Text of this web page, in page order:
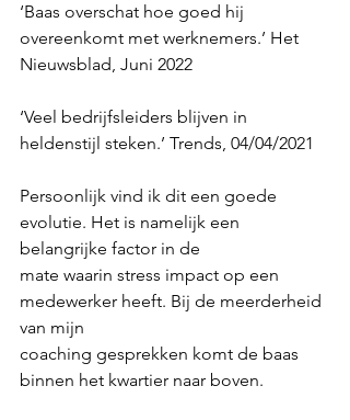
‘Baas overschat hoe goed hij
overeenkomt met werknemers.’ Het
Nieuwsblad, Juni 2022
‘Veel bedrijfsleiders blijven in
heldenstijl steken.’ Trends, 04/04/2021
Persoonlijk vind ik dit een goede
evolutie. Het is namelijk een
belangrijke factor in de
mate waarin stress impact op een
medewerker heeft. Bij de meerderheid
van mijn
coaching gesprekken komt de baas
binnen het kwartier naar boven.